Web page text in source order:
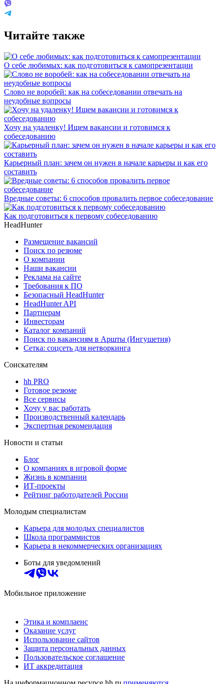
Читайте также
О себе любимых: как подготовиться к самопрезентации
Слово не воробей: как на собеседовании отвечать на
неудобные вопросы
Хочу на удаленку! Ищем вакансии и готовимся к
собеседованию
Карьерный план: зачем он нужен в начале карьеры и как его
составить
Вредные советы: 6 способов провалить первое собеседование
Как подготовиться к первому собеседованию
HeadHunter
Размещение вакансий
Поиск по резюме
О компании
Наши вакансии
Реклама на сайте
Требования к ПО
Безопасный HeadHunter
HeadHunter API
Партнерам
Инвесторам
Каталог компаний
Поиск по вакансиям в Аршты (Ингушетия)
Сетка: соцсеть для нетворкинга
Соискателям
hh PRO
Готовое резюме
Все сервисы
Хочу у вас работать
Производственный календарь
Экспертная рекомендация
Новости и статьи
Блог
О компаниях в игровой форме
Жизнь в компании
ИТ-проекты
Рейтинг работодателей России
Молодым специалистам
Карьера для молодых специалистов
Школа программистов
Карьера в некоммерческих организациях
Боты для уведомлений
Мобильное приложение
Этика и комплаенс
Оказание услуг
Использование сайтов
Защита персональных данных
Пользовательское соглашение
ИТ аккредитация